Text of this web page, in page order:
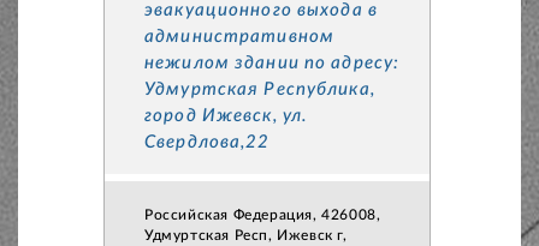
эвакуационного выхода в
административном
нежилом здании по адресу:
Удмуртская Республика,
город Ижевск, ул.
Свердлова,22
Российская Федерация, 426008,
Удмуртская Респ, Ижевск г,